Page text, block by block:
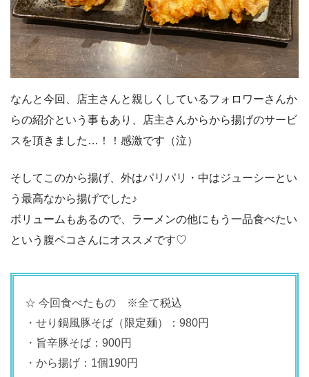
なんと今回、店主さんと親しくしているフォロワーさんか
らの紹介という事もあり、店主さんからから揚げのサービ
スを頂きました…！！感激です（泣）
そしてこのから揚げ、外はパリパリ・中はジューシーとい
う最高なから揚げでした♪
ボリュームもあるので、ラーメンの他にもう一品食べたい
という腹ペコさんにオススメです♡
☆ 今回食べたもの ※全て税込
・せり鍋風豚そば（限定麺）：980円
・旨辛豚そば：900円
・から揚げ：1個190円